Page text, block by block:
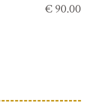
€ 90.00